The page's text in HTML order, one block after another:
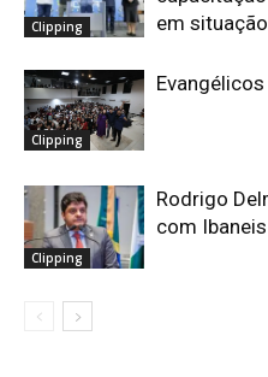
Clipping
em
Clipping
Clipping
Rodrigo
com